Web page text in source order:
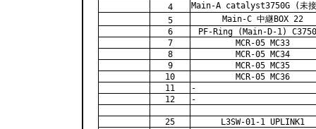
4
Main-A catalyst3750G (未接
5
Main-C 中継BOX 22
6
PF-Ring (Main-D-1)
7
MCR-05 MC33
8
MCR-05 MC34
9
MCR-05 MC35
10
MCR-05 MC36
11
-
12
-
25
L3SW-01-1 UPLINK1